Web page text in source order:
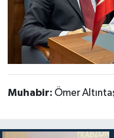
Muhabir: Ömer